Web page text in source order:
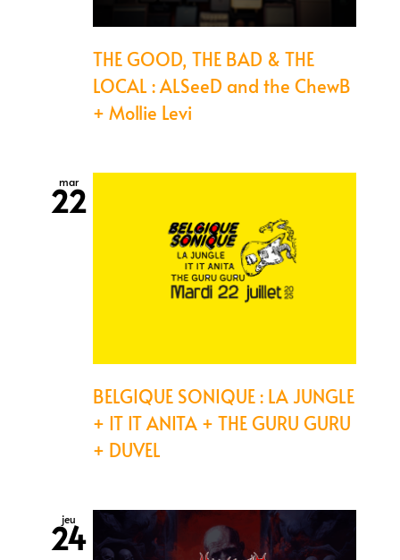
THE GOOD, THE BAD & THE
LOCAL : ALSeeD and the ChewB
+ Mollie Levi
mar
22
BELGIQUE SONIQUE : LA JUNGLE
+ IT IT ANITA + THE GURU GURU
+ DUVEL
jeu
24